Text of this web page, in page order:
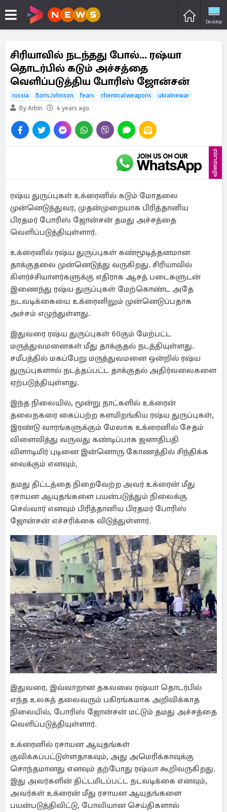
Desktop
சிரியாவில் நடந்தது போல்... ரஷ்யா
தொடர்பில் கடும் அச்சத்தை
வெளிப்படுத்திய போரிஸ் ஜோன்சன்
russia BorisJohnson fears chemicalweapons
ukrainewar
By Arbin
4 years ago
விளம்பரம்
ரஷ்ய துருப்புகள் உக்ரைனில் கடும் மோதலை
முன்னெடுத்துவர, முதன்முறையாக பிரித்தானிய
பிரதமர் போரிஸ் ஜோன்சன் தமது அச்சத்தை
வெளிப்படுத்தியுள்ளார்.
உக்ரைனில் ரஷ்ய துருப்புகள் கண்மூடித்தனமான
தாக்குதலை முன்னெடுத்து வருகிறது. சிரியாவில்
கிளர்ச்சியாளர்களுக்கு எதிராக ஆசத் படைகளுடன்
இணைந்து ரஷ்ய துருப்புகள் மேற்கொண்ட அதே
நடவடிக்கையை உக்ரைனிலும் முன்னெடுப்பதாக
அச்சம் எழுந்துள்ளது.
இதுவரை ரஷ்ய துருப்புகள் 60கும் மேற்பட்ட
மருத்துவமனைகள் மீது தாக்குதல் நடத்தியுள்ளது.
சமீபத்தில் மகப்பேறு மருத்துவமனை ஒன்றில் ரஷ்ய
துருப்புகளால் நடத்தப்பட்ட தாக்குதல் அதிர்வலைகளை
ஏற்படுத்தியுள்ளது.
இந்த நிலையில், மூன்று நாட்களில் உக்ரைன்
தலைநகரை கைப்பற்ற களமிறங்கிய ரஷ்ய துருப்புகள்,
இரண்டு வாரங்களுக்கும் மேலாக உக்ரைனில் சேதம்
விளைவித்து வருவது கண்டிப்பாக ஜனாதிபதி
விளாடிமிர் புடினை இன்னொரு கோணத்தில் சிந்திக்க
வைக்கும் எனவும்,
தமது திட்டத்தை நிறைவேற்ற அவர் உக்ரைன் மீது
ரசாயன ஆயுதங்களை பயன்படுத்தும் நிலைக்கு
செல்வார் எனவும் பிரித்தானிய பிரதமர் போரிஸ்
ஜோன்சன் எச்சரிக்கை விடுத்துள்ளார்.
இதுவரை, இவ்வாறான தகவலை ரஷ்யா தொடர்பில்
எந்த உலகத் தலைவரும் பகிரங்கமாக அறிவிக்காத
நிலையில், போரிஸ் ஜோன்சன் மட்டும் தமது அச்சத்தை
வெளிப்படுத்தியுள்ளார்.
உக்ரைனில் ரசாயன ஆயுதங்கள்
குவிக்கப்பட்டுள்ளதாகவும், அது அமெரிக்காவுக்கு
சொந்தமானது எனவும் தற்போது ரஷ்யா கூறிவருகிறது.
இது அவர்களின் திட்டமிடப்பட்ட நடவடிக்கை எனவும்,
அவர்கள் உக்ரைன் மீது ரசாயன ஆயுதங்களை
பயன்படுத்திவிட்டு, போலியான செய்திகளால்